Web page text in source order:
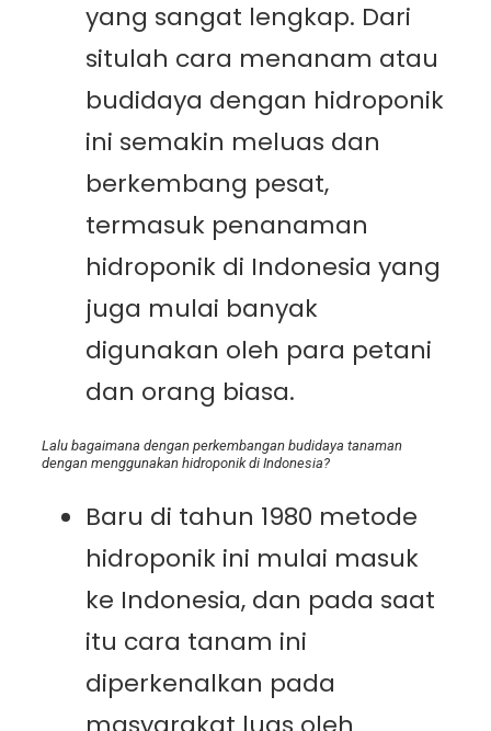
yang sangat lengkap. Dari
situlah cara menanam atau
budidaya dengan hidroponik
ini semakin meluas dan
berkembang pesat,
termasuk penanaman
hidroponik di Indonesia yang
juga mulai banyak
digunakan oleh para petani
dan orang biasa.
Lalu bagaimana dengan perkembangan budidaya tanaman
dengan menggunakan hidroponik di Indonesia?
Baru di tahun 1980 metode
hidroponik ini mulai masuk
ke Indonesia, dan pada saat
itu cara tanam ini
diperkenalkan pada